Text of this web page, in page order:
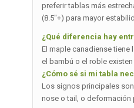
preferir tablas más
(8.5″+) para mayor
¿Qué diferencia hay
El maple canadiense
el bambú o el roble
¿Cómo sé si mi tabla
Los signos principales
nose o tail, o deformación